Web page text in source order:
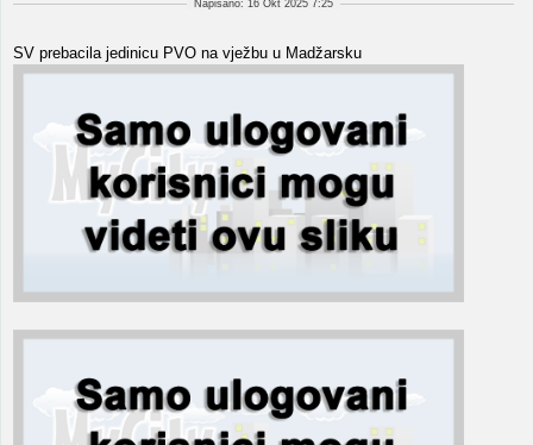
Napisano: 16 Okt 2025 7:25
SV prebacila jedinicu PVO na vježbu u Madžarsku